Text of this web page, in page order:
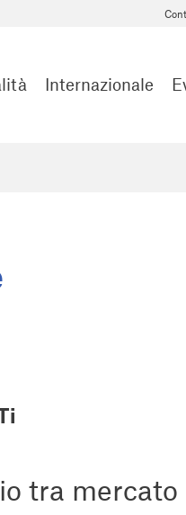
Internazionale
tra mercato